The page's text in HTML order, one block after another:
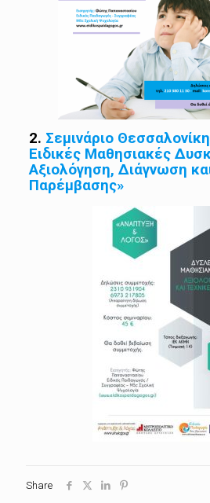
2. Σεμινάριο
Ειδικές Μαθησιακές
Αξιολόγηση, Διάγνωση
Παρέμβασης»
Share